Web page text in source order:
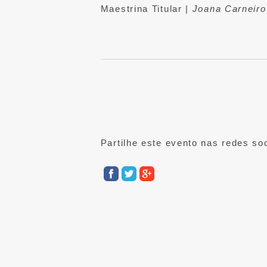
Maestrina Titular | Joana
Partilhe este evento nas redes